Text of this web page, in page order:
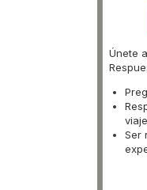
Únete
Ser